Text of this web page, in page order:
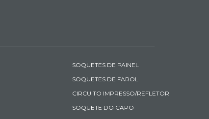
SOQUETES DE PAINEL
SOQUETES DE FAROL
CIRCUITO IMPRESSO/REFLETOR
SOQUETE DO CAPO